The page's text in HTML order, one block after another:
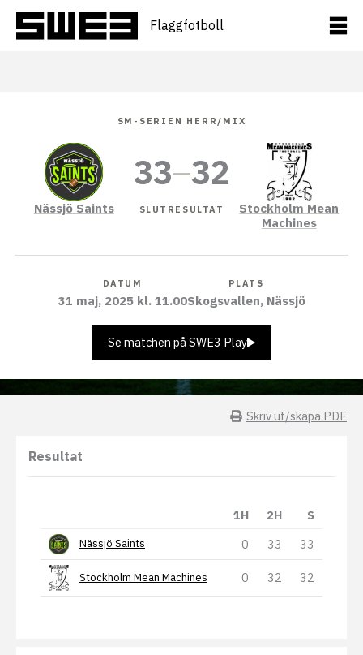
innehåll
Flaggfotboll
SM-SERIEN HERR/MIX
Nässjö Saints
33–32
SLUTRESULTAT
Stockholm Mean
Machines
DATUM
31 maj, 2025 kl. 11.00
PLATS
Skogsvallen, Nässjö
Se matchen på SWE3 Play
Skriv ut/skapa PDF
Resultat
1H 2H S
Nässjö Saints 0 33 33
Stockholm Mean Machines 0 32 32